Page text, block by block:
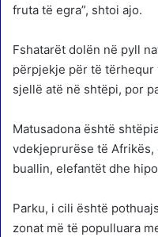
fruta të egra”, shtoi ajo.
Fshatarët dolën në pyll
përpjekje për të
sjellë atë në shtëpi, por
Matusadona është
vdekjeprurëse të
buallin, elefantët dhe
Parku, i cili është
zonat më të populluara